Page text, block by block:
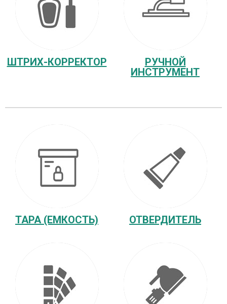
ШТРИХ-КОРРЕКТОР
РУЧНОЙ
ИНСТРУМЕНТ
ТАРА (ЕМКОСТЬ) ОТВЕРДИТЕЛЬ